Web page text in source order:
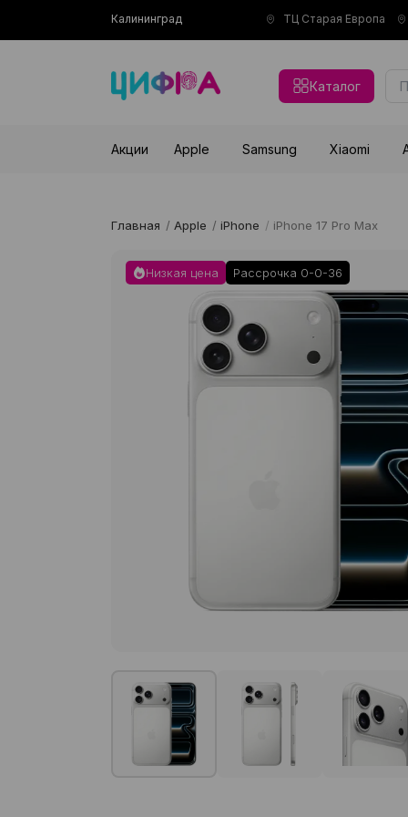
Калининград ТЦ Старая Европа
Каталог
Акции Apple Samsung Xiaomi
Главная / Apple / iPhone / iPhone 17 Pro Max
Низкая цена Рассрочка 0-0-36